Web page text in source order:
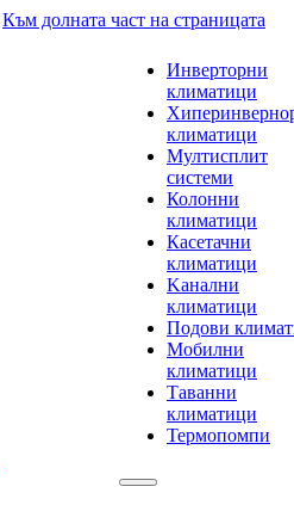
Към долната част на страницата
Инверторни
климатици
климатици
Мултисплит
системи
Колонни
климатици
Касетачни
климатици
Kанални
климатици
Подови
Мобилни
климатици
Таванни
климатици
Термопомпи